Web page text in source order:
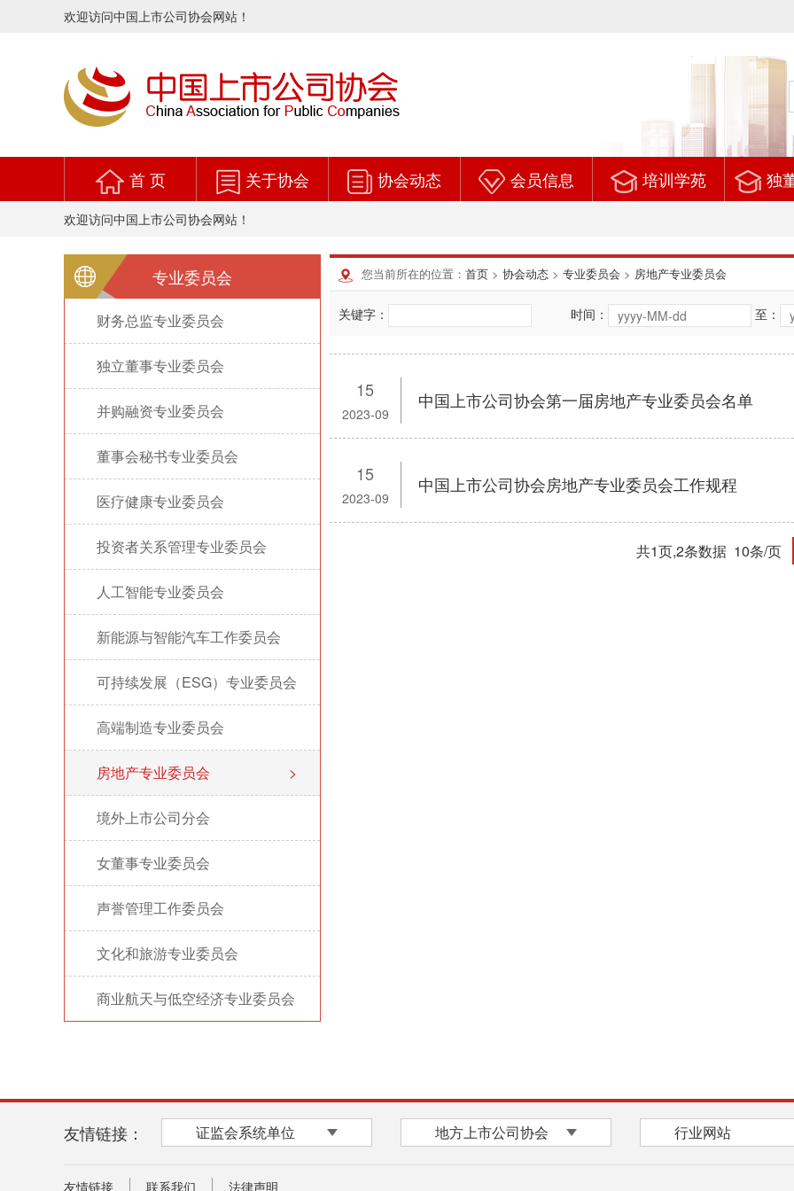
欢迎访问中国上市公司协会网站！
首 页 关于协会 协会动态 会员信息 培训学苑 独
欢迎访问中国上市公司协会网站！
专业委员会
财务总监专业委员会
独立董事专业委员会
并购融资专业委员会
董事会秘书专业委员会
医疗健康专业委员会
投资者关系管理专业委员会
人工智能专业委员会
新能源与智能汽车工作委员会
可持续发展（ESG）专业委员会
高端制造专业委员会
房地产专业委员会 >
境外上市公司分会
女董事专业委员会
声誉管理工作委员会
文化和旅游专业委员会
商业航天与低空经济专业委员会
您当前所在的位置： 首页 > 协会动态 > 专业委员会 > 房地产专业委员会
关键字： 时间： 至：
15
2023-09
中国上市公司协会第一届房地产专业委员会名单
15
2023-09
中国上市公司协会房地产专业委员会工作规程
共1页,2条数据 10条/页
友情链接： 证监会系统单位 地方上市公司协会 行业网站
友情链接 联系我们 法律声明